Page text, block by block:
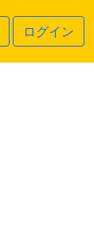
ログイン